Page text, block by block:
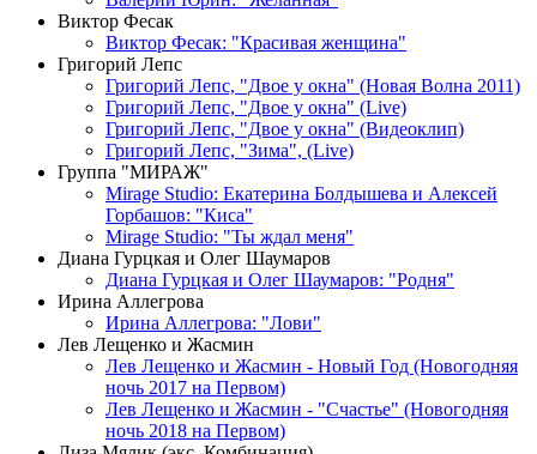
Виктор Фесак
Виктор Фесак: "Красивая женщина"
Григорий Лепс
Григорий Лепс, "Двое у окна" (Новая Волна 2011)
Григорий Лепс, "Двое у окна" (Live)
Григорий Лепс, "Двое у окна" (Видеоклип)
Григорий Лепс, "Зима", (Live)
Группа "МИРАЖ"
Mirage Studio: Екатерина Болдышева и Алексей
Горбашов: "Киса"
Mirage Studio: "Ты ждал меня"
Диана Гурцкая и Олег Шаумаров
Диана Гурцкая и Олег Шаумаров: "Родня"
Ирина Аллегрова
Ирина Аллегрова: "Лови"
Лев Лещенко и Жасмин
Лев Лещенко и Жасмин - Новый Год (Новогодняя
ночь 2017 на Первом)
Лев Лещенко и Жасмин - "Счастье" (Новогодняя
ночь 2018 на Первом)